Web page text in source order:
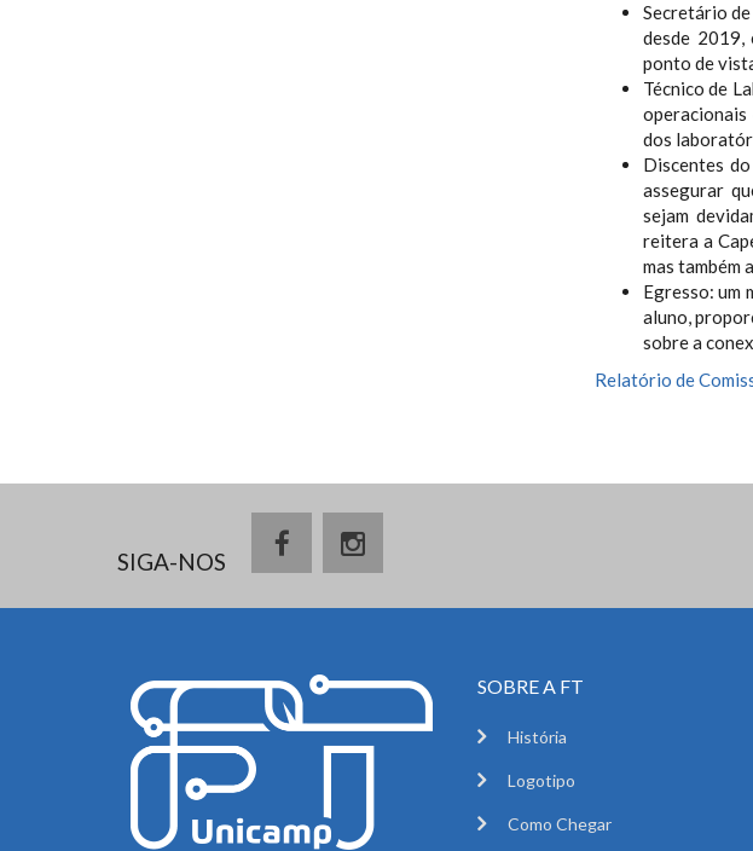
Secretário
desde 2019,
ponto de
Técnico de
operacionais
dos
Discentes
assegurar
sejam
reitera a
mas também
Egresso: um
aluno,
sobre a
Relatório de
SIGA-NOS
SOBRE A FT
História
Logotipo
Como Chegar